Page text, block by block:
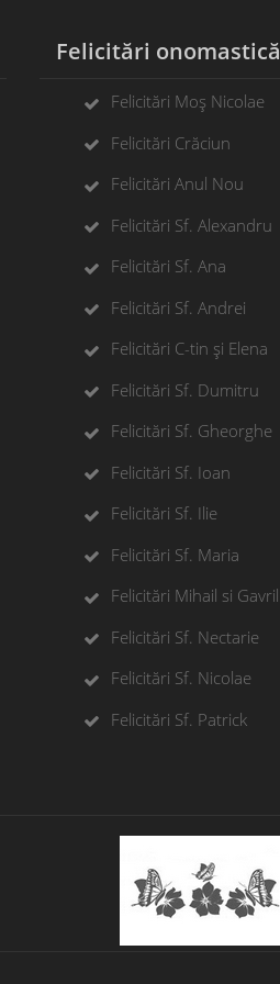
Felicitări onomastică
Felicitări Moș Nicolae
Felicitări Crăciun
Felicitări Anul Nou
Felicitări Sf. Alexandru
Felicitări Sf. Ana
Felicitări Sf. Andrei
Felicitări C-tin și Elena
Felicitări Sf. Dumitru
Felicitări Sf. Gheorghe
Felicitări Sf. Ioan
Felicitări Sf. Ilie
Felicitări Sf. Maria
Felicitări Mihail si Gavril
Felicitări Sf. Nectarie
Felicitări Sf. Nicolae
Felicitări Sf. Patrick